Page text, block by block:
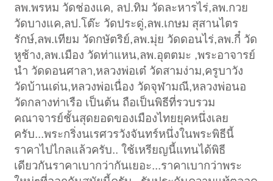
ลพ.พรหม วัดช่องแค, ลป.ทิม วัดละหารไร่,ลพ.กวย
วัดบางแค,ลป.โต๊ะ วัดประดู่,ลพ.เกษม สุสานไตร
รักษ์,ลพ.เทียม วัดกษัตริย์,ลพ.มุ่ย วัดดอนไร่,ลพ.กี๋ วัด
หูช้าง,ลพ.เมือง วัดท่าแหน,ลพ.อุตตมะ ,พระอาจารย์
นำ วัดดอนศาลา,หลวงพ่อเต๋ วัดสามง่าม,ครูบาวัง
วัดบ้านเด่น,หลวงพ่อเนื่อง วัดจุฬามณี,หลวงพ่อนอ
วัดกลางท่าเรือ เป็นต้น ถือเป็นพิธีที่รวบรวม
คณาจารย์ชั้นสุดยอดของเมืองไทยยุคหนึ่งเลย
ครับ...พระกริ่งนเรศวรวังจันทร์หนึ่งในพระพิธีนี้
ราคาไปไกลแล้วครับ.. ใช้เหรียญนี้แทนได้พิธี
เดียวกันราคาเบากว่ากันเยอะ...ราคาเบากว่าพระ